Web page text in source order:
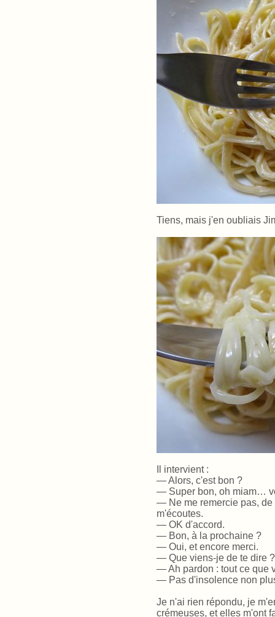
Tiens, mais j'en oubliais
Il intervient :
— Alors, c'est bon ?
— Super bon, oh miam…
— Ne me remercie pas, de
m'écoutes.
— OK d'accord.
— Bon, à la prochaine ?
— Oui, et encore merci.
— Que viens-je de te dire ?
— Ah pardon : tout ce que
— Pas d'insolence non
Je n'ai rien répondu, je
crémeuses, et elles m'ont